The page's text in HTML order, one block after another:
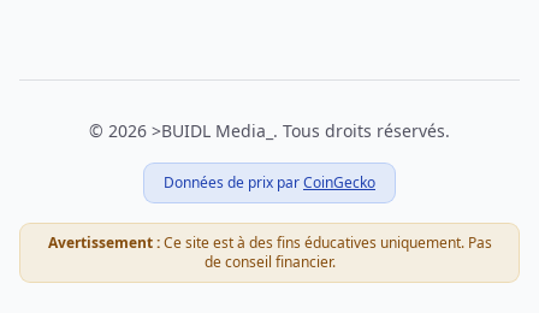
© 2026 >BUIDL Media_ . Tous droits réservés.
Données de prix parCoinGecko
Avertissement : Ce site est à des fins éducatives uniquement. Pas
de conseil financier.